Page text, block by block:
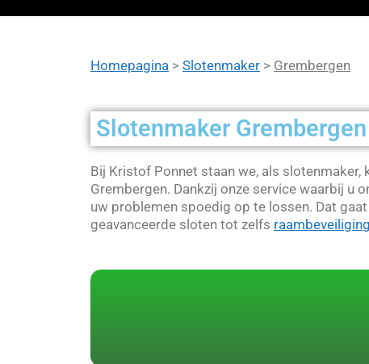
Homepagina > Slotenmaker > Grembergen
Slotenmaker Grembergen
Bij Kristof Ponnet staan we, als slotenmaker,
Grembergen. Dankzij onze service waarbij u
uw problemen spoedig op te lossen. Dat
geavanceerde sloten tot zelfs raambeveiliging